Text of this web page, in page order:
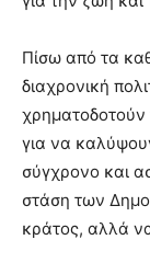
Πίσω από τα
διαχρονική
χρηματοδοτούν
για να
σύγχρονο και
στάση των
κράτος, αλλά